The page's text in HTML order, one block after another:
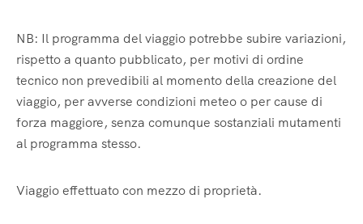
NB: Il programma del viaggio potrebbe subire variazioni,
rispetto a quanto pubblicato, per motivi di ordine
tecnico non prevedibili al momento della creazione del
viaggio, per avverse condizioni meteo o per cause di
forza maggiore, senza comunque sostanziali mutamenti
al programma stesso.
Viaggio effettuato con mezzo di proprietà.